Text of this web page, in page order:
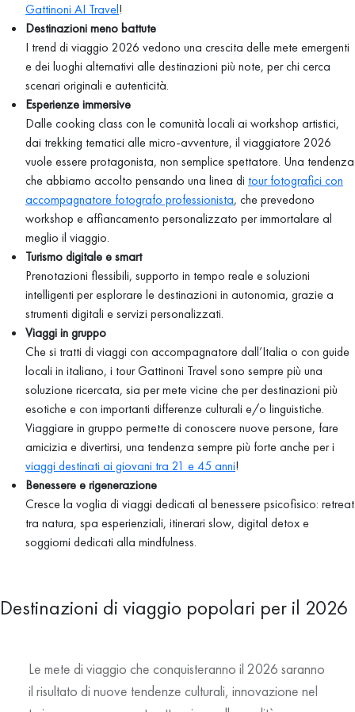
Gattinoni AI Travel!
Destinazioni meno battute
I trend di viaggio 2026 vedono una crescita delle mete emergenti
e dei luoghi alternativi alle destinazioni più note, per chi cerca
scenari originali e autenticità.
Esperienze immersive
Dalle cooking class con le comunità locali ai workshop artistici,
dai trekking tematici alle micro-avventure, il viaggiatore 2026
vuole essere protagonista, non semplice spettatore. Una tendenza
che abbiamo accolto pensando una linea di tour fotografici con
accompagnatore fotografo professionista, che prevedono
workshop e affiancamento personalizzato per immortalare al
meglio il viaggio.
Turismo digitale e smart
Prenotazioni flessibili, supporto in tempo reale e soluzioni
intelligenti per esplorare le destinazioni in autonomia, grazie a
strumenti digitali e servizi personalizzati.
Viaggi in gruppo
Che si tratti di viaggi con accompagnatore dall’Italia o con guide
locali in italiano, i tour Gattinoni Travel sono sempre più una
soluzione ricercata, sia per mete vicine che per destinazioni più
esotiche e con importanti differenze culturali e/o linguistiche.
Viaggiare in gruppo permette di conoscere nuove persone, fare
amicizia e divertirsi, una tendenza sempre più forte anche per i
viaggi destinati ai giovani tra 21 e 45 anni!
Benessere e rigenerazione
Cresce la voglia di viaggi dedicati al benessere psicofisico: retreat
tra natura, spa esperienziali, itinerari slow, digital detox e
soggiorni dedicati alla mindfulness.
Destinazioni di viaggio popolari per il 2026
Le mete di viaggio che conquisteranno il 2026 saranno
il risultato di nuove tendenze culturali, innovazione nel